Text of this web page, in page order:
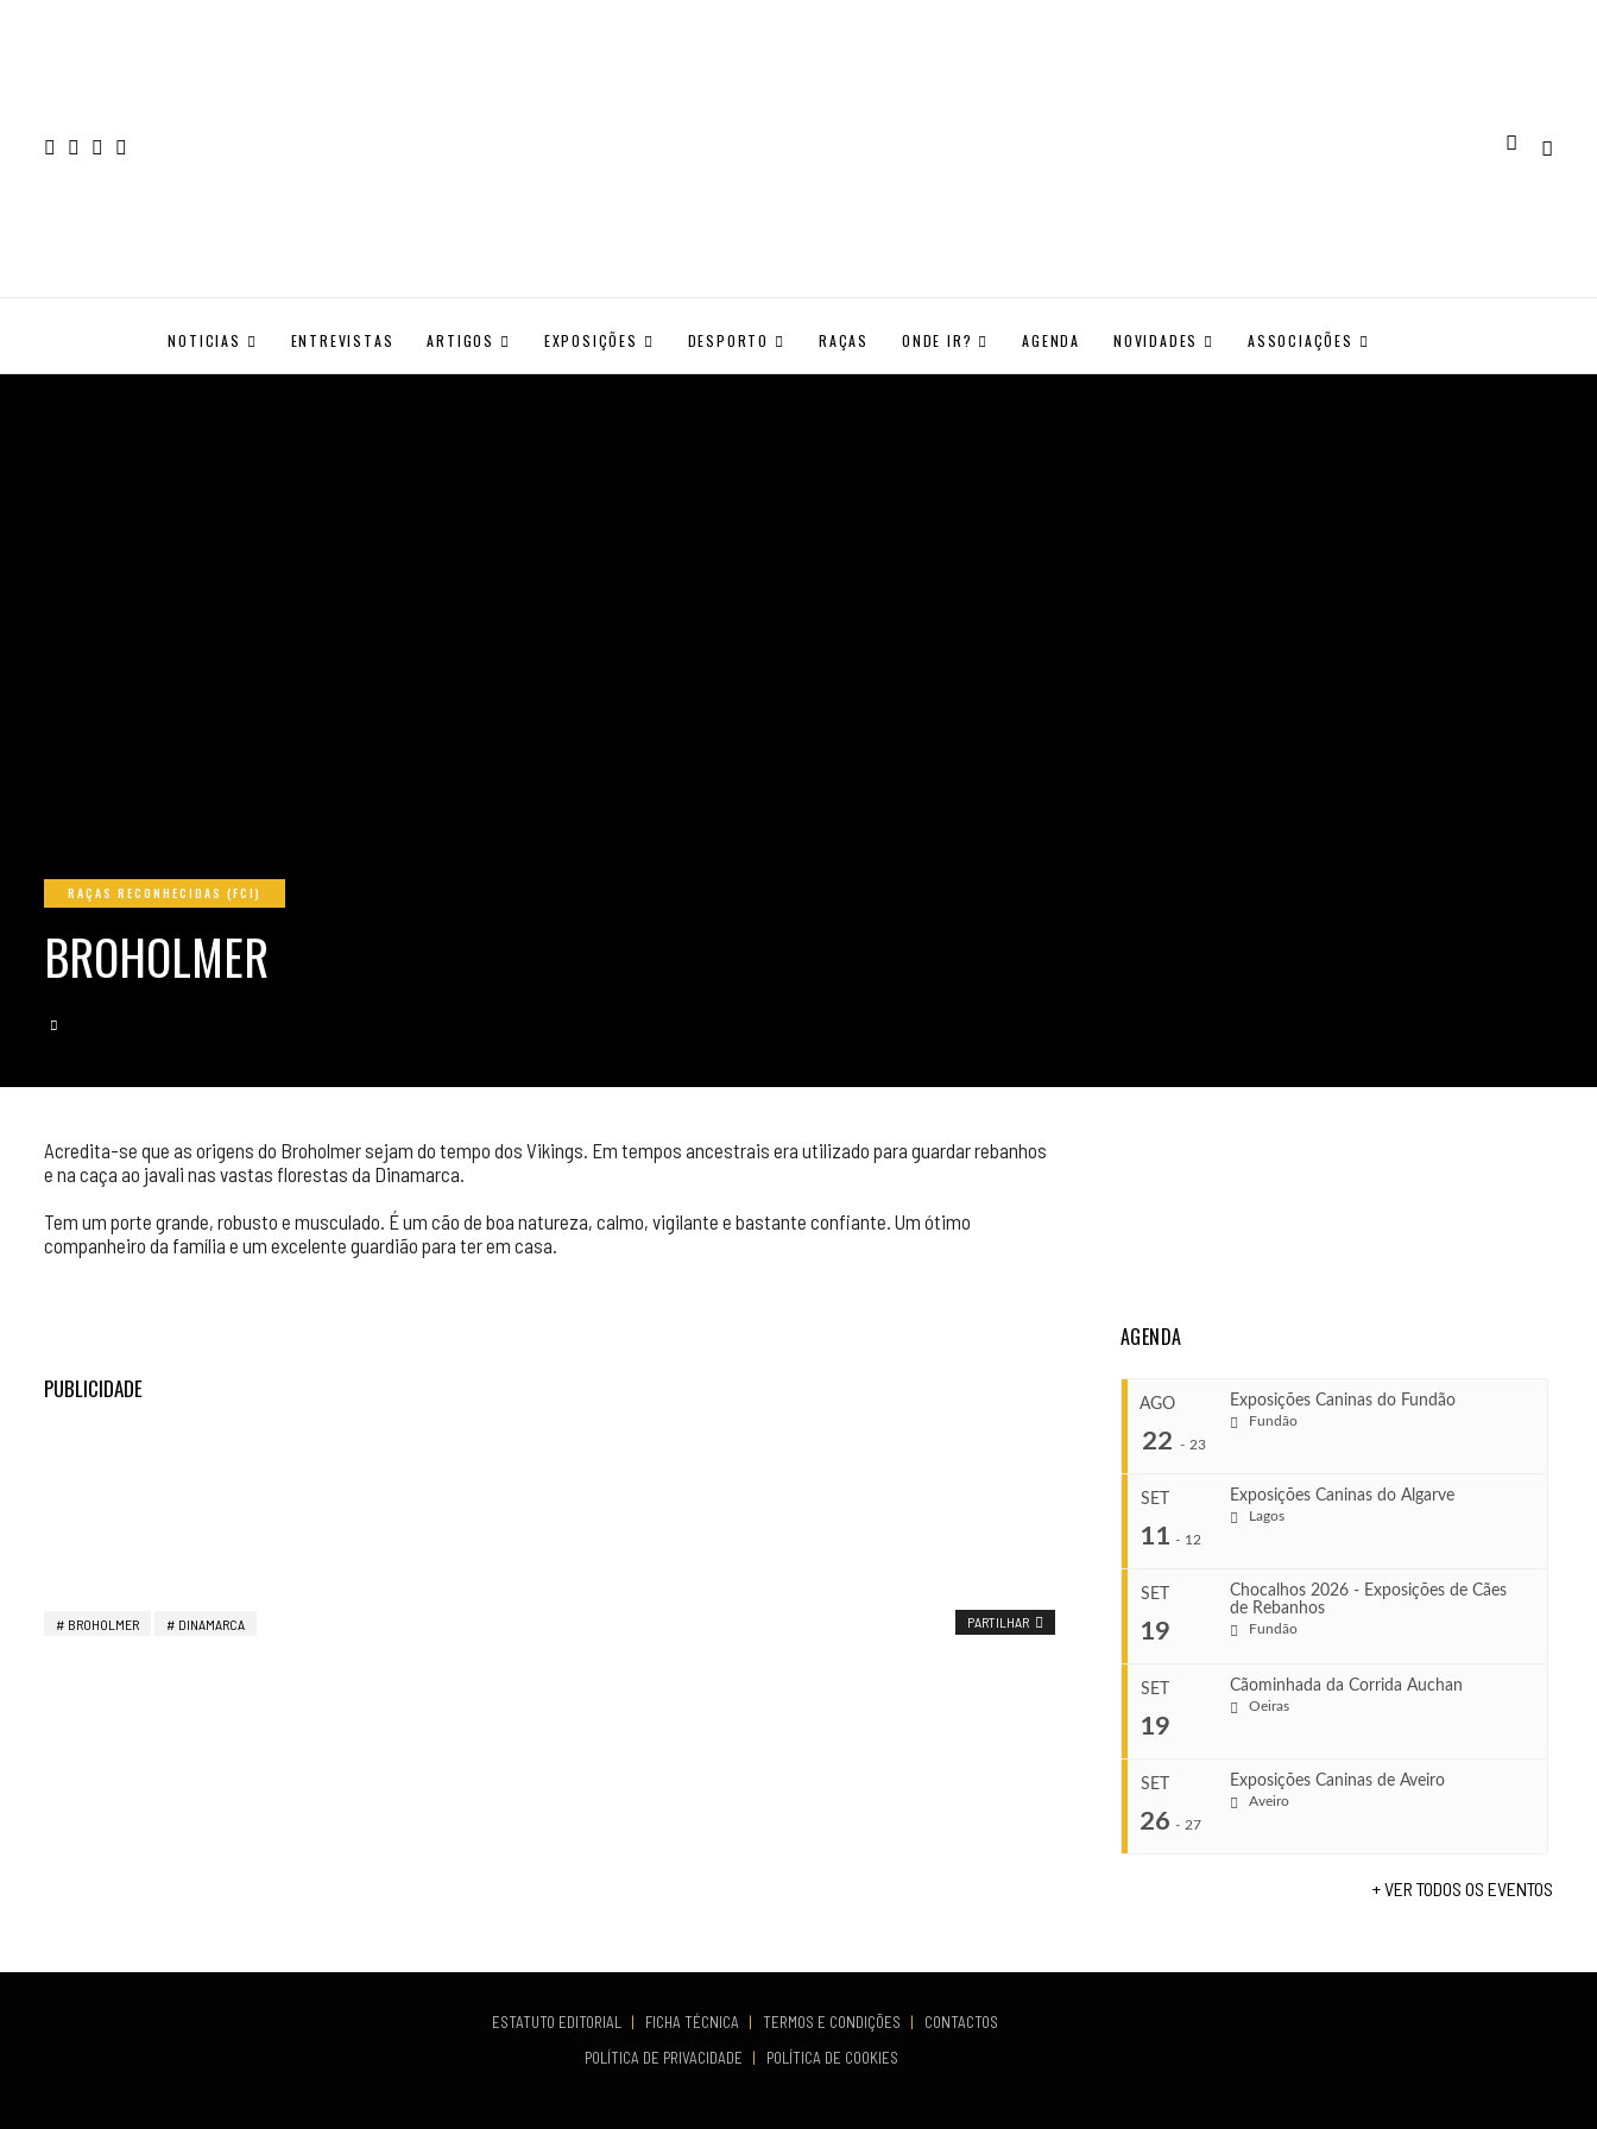
NOTICIAS ENTREVISTAS ARTIGOS EXPOSIÇÕES DESPORTO RAÇAS ONDE IR? AGENDA NOVIDADES ASSOCIAÇÕES
RAÇAS RECONHECIDAS (FCI)
BROHOLMER
Acredita-se que as origens do Broholmer sejam do tempo dos Vikings. Em tempos ancestrais era utilizado para guardar rebanhos
e na caça ao javali nas vastas florestas da Dinamarca.
Tem um porte grande, robusto e musculado. É um cão de boa natureza, calmo, vigilante e bastante confiante. Um ótimo
companheiro da família e um excelente guardião para ter em casa.
PUBLICIDADE
BROHOLMER DINAMARCA PARTILHAR
AGENDA
AGO
22 - 23
Exposições Caninas do Fundão
Fundão
Ago 22, 2026
Ago 23, 2026
VENUE
SET
11 - 12
Exposições Caninas do Algarve
Lagos
Set 11, 2026
Set 12, 2026
VENUE
SET
19
Chocalhos 2026 - Exposições de Cães
de Rebanhos
Fundão
COMEÇA
Fundão
SET
19
Cãominhada da Corrida Auchan
Oeiras
SET
26 - 27
Exposições Caninas de Aveiro
Aveiro
+ VER TODOS OS EVENTOS
ESTATUTO EDITORIAL | FICHA TÉCNICA | TERMOS E CONDIÇÕES |
CONTACTOS
POLÍTICA DE PRIVACIDADE
| POLÍTICA DE COOKIES